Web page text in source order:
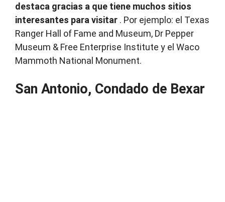
destaca gracias a que tiene muchos sitios
interesantes para visitar . Por ejemplo: el Texas
Ranger Hall of Fame and Museum, Dr Pepper
Museum & Free Enterprise Institute y el Waco
Mammoth National Monument.
San Antonio, Condado de Bexar